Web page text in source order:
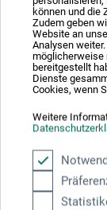
können und die
Zudem geben
Website an
Analysen
möglicherweise
bereitgestellt
Dienste
Cookies, wenn
Weitere